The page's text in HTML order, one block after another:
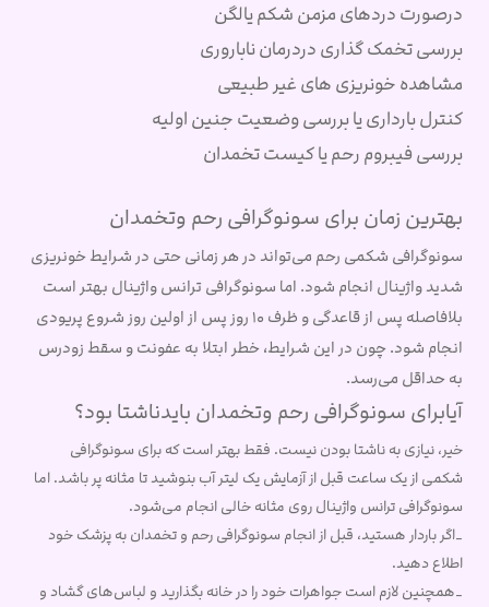
درصورت دردهای مزمن شکم یالگن
بررسی تخمک گذاری دردرمان ناباروری
مشاهده خونریزی های غیر طبیعی
کنترل بارداری یا بررسی وضعیت جنین اولیه
بررسی فیبروم رحم یا کیست تخمدان
بهترین زمان برای سونوگرافی رحم وتخمدان
سونوگرافی شکمی رحم می‌تواند در هر زمانی حتی در شرایط خونریزی
شدید واژینال انجام شود. اما سونوگرافی ترانس واژینال بهتر است
بلافاصله پس از قاعدگی و ظرف 10 روز پس از اولین روز شروع پریودی
انجام شود. چون در این شرایط، خطر ابتلا به عفونت و سقط زودرس
به حداقل می‌رسد.
آیابرای سونوگرافی رحم وتخمدان بایدناشتا بود؟
خیر، نیازی به ناشتا بودن نیست. فقط بهتر است که برای سونوگرافی
شکمی از یک ساعت قبل از آزمایش یک لیتر آب بنوشید تا مثانه پر باشد. اما
سونوگرافی ترانس واژینال روی مثانه خالی انجام می‌شود.
_اگر باردار هستید، قبل از انجام سونوگرافی رحم و تخمدان به پزشک خود
اطلاع دهید.
_همچنین لازم است جواهرات خود را در خانه بگذارید و لباس‌های گشاد و